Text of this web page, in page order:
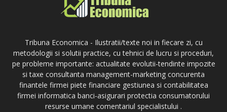
Tribuna Economica - Ilustratii/texte noi in fiecare zi, cu
metodologii si solutii practice, cu tehnici de lucru si proceduri,
pe probleme importante: actualitate evolutii-tendinte impozite
si taxe consultanta management-marketing concurenta
finantele firmei piete financiare gestiunea si contabilitatea
firmei informatica banci-asigurari protectia consumatorului
resurse umane comentariul specialistului .